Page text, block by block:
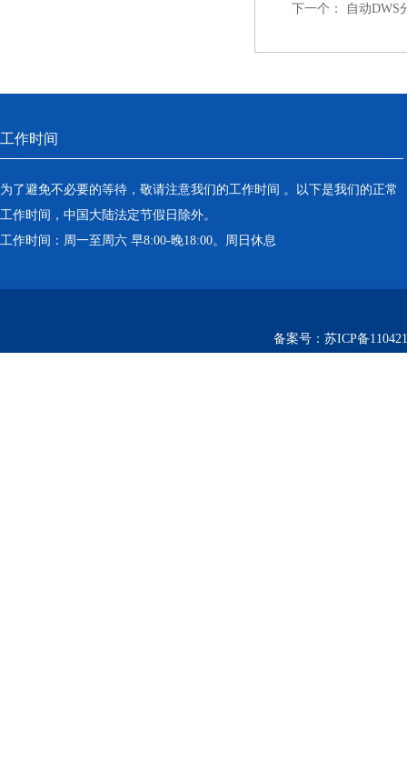
下一个： 自动DWS
工作时间
为了避免不必要的等待，敬请注意我们的工作时间 。以下是我们的正常
工作时间，中国大陆法定节假日除外。
工作时间：周一至周六 早8:00-晚18:00。周日休息
备案号： 苏ICP备